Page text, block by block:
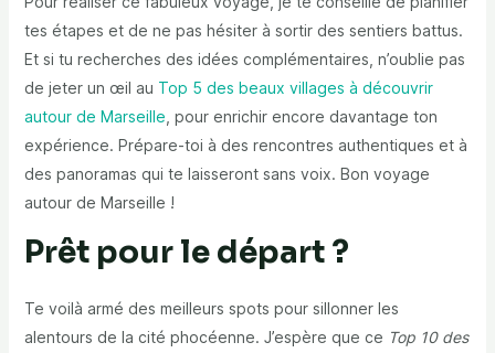
tes étapes et de ne pas hésiter à sortir des sentiers battus.
Et si tu recherches des idées complémentaires, n’oublie pas
de jeter un œil au Top 5 des beaux villages à découvrir
autour de Marseille , pour enrichir encore davantage ton
expérience. Prépare-toi à des rencontres authentiques et à
des panoramas qui te laisseront sans voix. Bon voyage
autour de Marseille !
Prêt pour le départ ?
Te voilà armé des meilleurs spots pour sillonner les
alentours de la cité phocéenne. J’espère que ce Top 10 des